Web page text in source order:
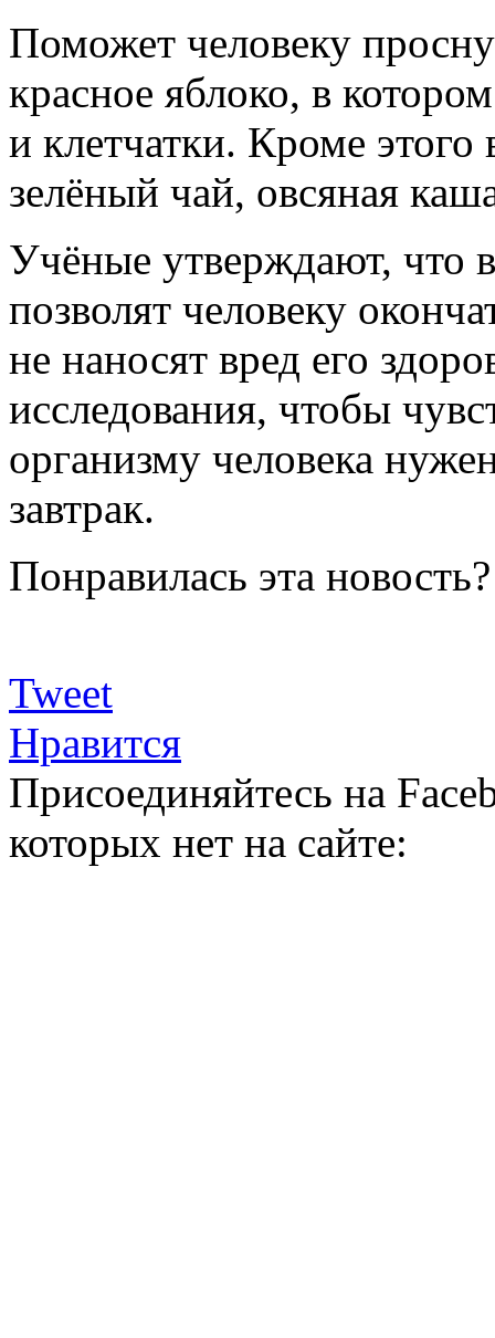
Поможет человеку
красное яблоко, в
и клетчатки. Кроме этого
зелёный чай, овсяная
Учёные утверждают, что
позволят человеку
не наносят вред его
исследования, чтобы
организму человека
завтрак.
Понравилась эта
Tweet
Нравится
Присоединяйтесь на
которых нет на сайте: